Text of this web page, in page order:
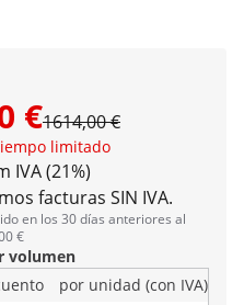
€1614,00 €
limitado
IVA (21%)
facturas SIN IVA.
en los 30 días anteriores al
€
volumen
por unidad (con IVA)